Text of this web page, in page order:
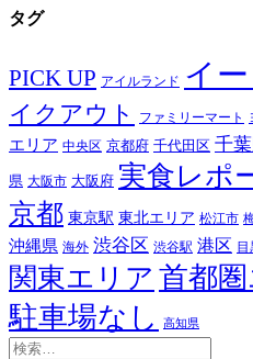
タグ
PICK UP アイルランド イ
イクアウト
ファミリーマート
エリア 中央区 京都府 千代田区 千
県 大阪市 大阪府 実食レポ
京都 東京駅 東北エリア 松江市
沖縄県 海外 渋谷区 渋谷駅 港区 目
関東エリア 首都
駐車場なし 高知県
検